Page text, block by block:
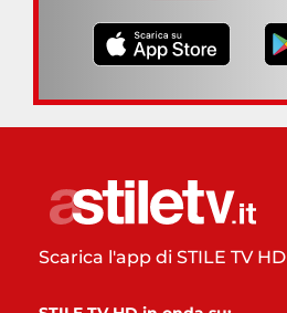
Scarica l'app di STILE TV HD